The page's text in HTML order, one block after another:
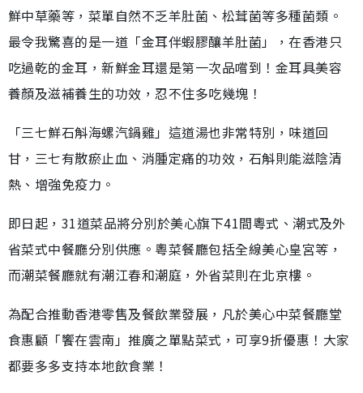
鮮中草藥等，菜單自然不乏羊肚菌、松茸菌等多種菌類。
最令我驚喜的是一道「金耳伴蝦膠釀羊肚菌」，在香港只
吃過乾的金耳，新鮮金耳還是第一次品嚐到！金耳具美容
養顏及滋補養生的功效，忍不住多吃幾塊！
「三七鮮石斛海螺汽鍋雞」這道湯也非常特別，味道回
甘，三七有散瘀止血、消腫定痛的功效，石斛則能滋陰清
熱、增強免疫力。
即日起，31道菜品將分別於美心旗下41間粵式、潮式及外
省菜式中餐廳分別供應。粵菜餐廳包括全線美心皇宮等，
而潮菜餐廳就有潮江春和潮庭，外省菜則在北京樓。
為配合推動香港零售及餐飲業發展，凡於美心中菜餐廳堂
食惠顧「饗在雲南」推廣之單點菜式，可享9折優惠！大家
都要多多支持本地飲食業！